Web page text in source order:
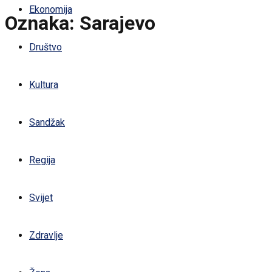
Ekonomija
Društvo
Kultura
Sandžak
Regija
Svijet
Zdravlje
Oznaka: Sarajevo